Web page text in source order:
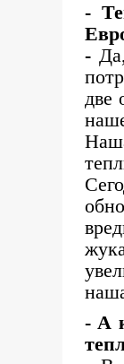
-
-
две
- А